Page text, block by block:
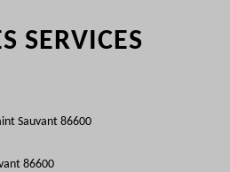
SERVICES
Sauvant 86600
86600